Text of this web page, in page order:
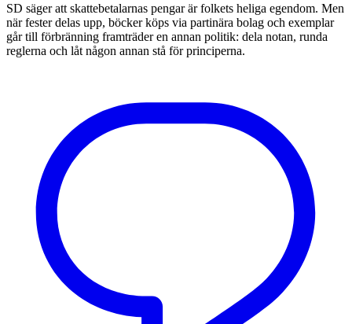
SD säger att skattebetalarnas pengar är folkets heliga egendom. Men
när fester delas upp, böcker köps via partinära bolag och exemplar
går till förbränning framträder en annan politik: dela notan, runda
reglerna och låt någon annan stå för principerna.